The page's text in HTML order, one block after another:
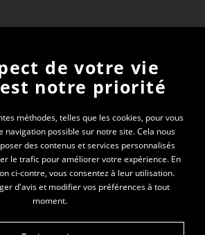
à la newsletter, vous recevrez
des PEP 69
de votre vie
notre priorité
méthodes, telles que les cookies, pour vous
navigation possible sur notre site. Cela nous
des contenus et services personnalisés
le trafic pour améliorer votre expérience. En
ci-contre, vous consentez à leur utilisation.
d'avis et modifier vos préférences à tout
moment.